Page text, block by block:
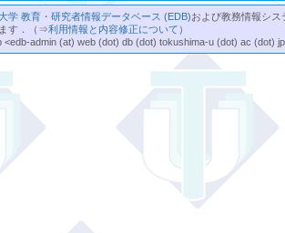
学 教育・研究者情報データベース (EDB)および教務情報シ
す．（⇒利用情報と内容修正について ）
admin (at) web (dot) db (dot) tokushima-u (dot) ac (dot)